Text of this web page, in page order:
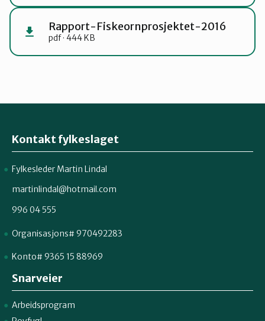
Rapport-Fiskeornprosjektet-2016
pdf · 444 KB
Kontakt fylkeslaget
Fylkesleder Martin Lindal
martinlindal@hotmail.com
996 04 555
Organisasjons# 970492283
Konto# 9365 15 88969
Snarveier
Arbeidsprogram